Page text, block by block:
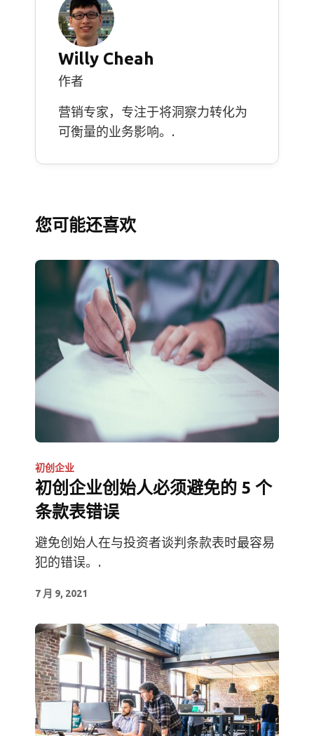
Willy Cheah
作者
营销专家，专注于将洞察力转化为
可衡量的业务影响。.
您可能还喜欢
初创企业
初创企业创始人必须避免的 5 个
条款表错误
避免创始人在与投资者谈判条款表时最容易
犯的错误。.
7 月 9, 2021